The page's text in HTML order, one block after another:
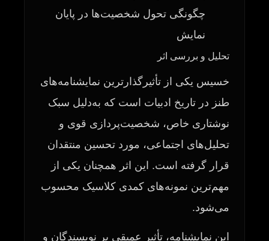
چگونگی تحول شخصیت‌ها در پایان
نمایش
تحلیل و بررسی اثر
خسیس یکی از تأثیرگذارترین نمایشنامه‌های
طنز در تاریخ ادبیات است که به‌دلیل سبک
نوشتاری خاص، شخصیت‌پردازی قوی و
تحلیل‌های اجتماعی، مورد تحسین منتقدان
قرار گرفته است. این اثر همچنان یکی از
مهم‌ترین نمونه‌های کمدی کلاسیک محسوب
می‌شود.
این نمایشنامه، تأثیر عمیقی بر نویسندگان و